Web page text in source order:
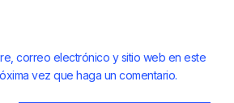
correo electrónico y sitio web en este
vez que haga un comentario.